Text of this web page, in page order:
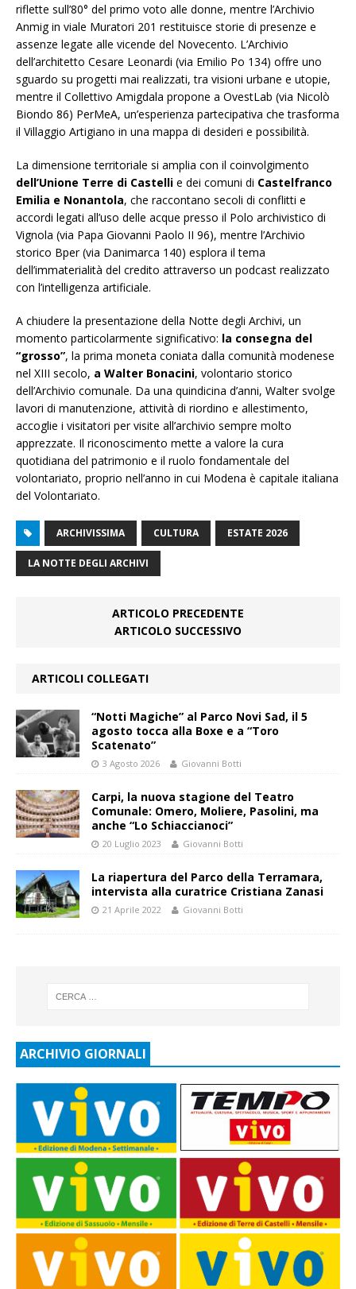
riflette sull’80° del primo voto alle donne, mentre l’Archivio
Anmig in viale Muratori 201 restituisce storie di presenze e
assenze legate alle vicende del Novecento. L’Archivio
dell’architetto Cesare Leonardi (via Emilio Po 134) offre uno
sguardo su progetti mai realizzati, tra visioni urbane e utopie,
mentre il Collettivo Amigdala propone a OvestLab (via Nicolò
Biondo 86) PerMeA, un’esperienza partecipativa che trasforma
il Villaggio Artigiano in una mappa di desideri e possibilità.
La dimensione territoriale si amplia con il coinvolgimento
dell’Unione Terre di Castelli e dei comuni di Castelfranco
Emilia e Nonantola, che raccontano secoli di conflitti e
accordi legati all’uso delle acque presso il Polo archivistico di
Vignola (via Papa Giovanni Paolo II 96), mentre l’Archivio
storico Bper (via Danimarca 140) esplora il tema
dell’immaterialità del credito attraverso un podcast realizzato
con l’intelligenza artificiale.
A chiudere la presentazione della Notte degli Archivi, un
momento particolarmente significativo: la consegna del
“grosso”, la prima moneta coniata dalla comunità modenese
nel XIII secolo, a Walter Bonacini, volontario storico
dell’Archivio comunale. Da una quindicina d’anni, Walter svolge
lavori di manutenzione, attività di riordino e allestimento,
accoglie i visitatori per visite all’archivio sempre molto
apprezzate. Il riconoscimento mette a valore la cura
quotidiana del patrimonio e il ruolo fondamentale del
volontariato, proprio nell’anno in cui Modena è capitale italiana
del Volontariato.
ARCHIVISSIMA CULTURA ESTATE 2026
LA NOTTE DEGLI ARCHIVI
ARTICOLO PRECEDENTE
ARTICOLO SUCCESSIVO
ARTICOLI COLLEGATI
“Notti Magiche” al Parco Novi Sad, il 5
agosto tocca alla Boxe e a “Toro
Scatenato”
3 Agosto 2026 Giovanni Botti
Carpi, la nuova stagione del Teatro
Comunale: Omero, Moliere, Pasolini, ma
anche “Lo Schiaccianoci”
20 Luglio 2023 Giovanni Botti
La riapertura del Parco della Terramara,
intervista alla curatrice Cristiana Zanasi
21 Aprile 2022 Giovanni Botti
ARCHIVIO GIORNALI